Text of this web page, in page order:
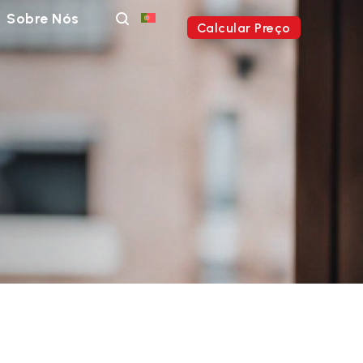
Sobre Nós
Calcular Preço